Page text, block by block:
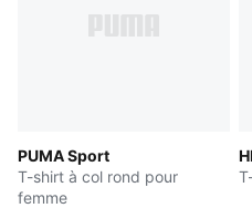
PUMA Sport
T-shirt à col rond pour
femme